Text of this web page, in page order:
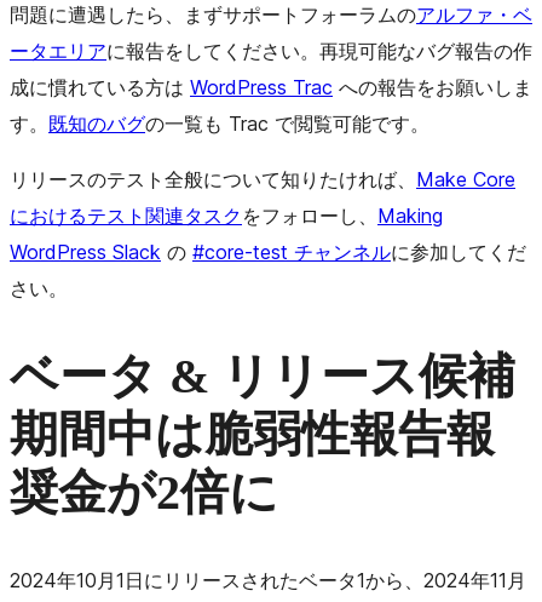
問題に遭遇したら、まずサポートフォーラムのアルファ・ベ
ータエリアに報告をしてください。再現可能なバグ報告の作
成に慣れている方は WordPress Trac への報告をお願いしま
す。 既知のバグの一覧も Trac で閲覧可能です。
リリースのテスト全般について知りたければ、 Make Core
におけるテスト関連タスク をフォローし、 Making
WordPress Slack の #core-test チャンネルに参加してくだ
さい。
ベータ & リリース候補
期間中は脆弱性報告報
奨金が2倍に
2024年10月1日にリリースされたベータ1から、2024年11月